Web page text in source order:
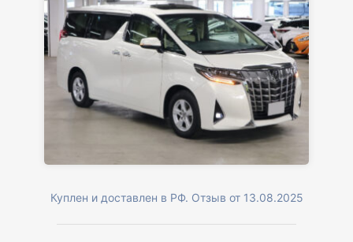
Куплен и доставлен в РФ. Отзыв от 13.08.2025